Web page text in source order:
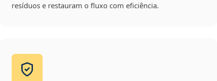
resíduos e restauram o fluxo com eficiência.